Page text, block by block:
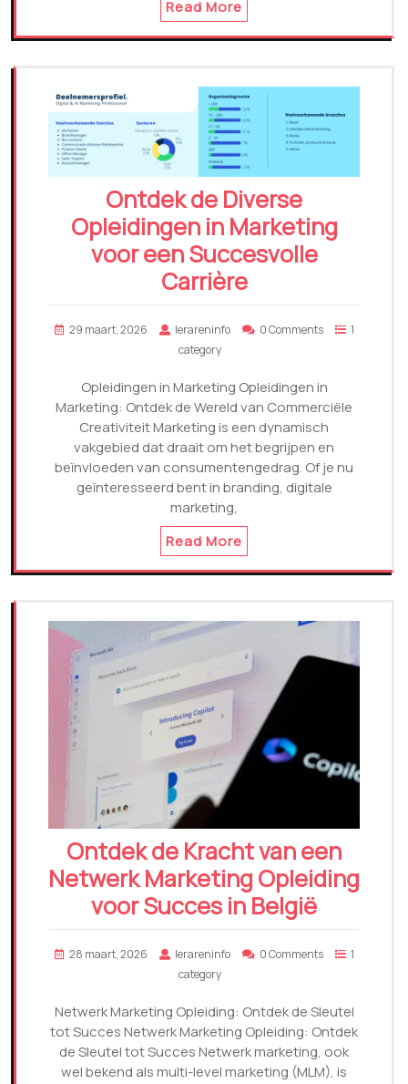
Read More
Ontdek de Diverse
Opleidingen in Marketing
voor een Succesvolle
Carrière
29 maart, 2026 lerareninfo 0 Comments
1
category
Opleidingen in Marketing Opleidingen in
Marketing: Ontdek de Wereld van Commerciële
Creativiteit Marketing is een dynamisch
vakgebied dat draait om het begrijpen en
beïnvloeden van consumentengedrag. Of je nu
geïnteresseerd bent in branding, digitale
marketing,
Read More
Ontdek de Kracht van een
Netwerk Marketing Opleiding
voor Succes in België
28 maart, 2026 lerareninfo 0 Comments
1
category
Netwerk Marketing Opleiding: Ontdek de Sleutel
tot Succes Netwerk Marketing Opleiding: Ontdek
de Sleutel tot Succes Netwerk marketing, ook
wel bekend als multi-level marketing (MLM), is